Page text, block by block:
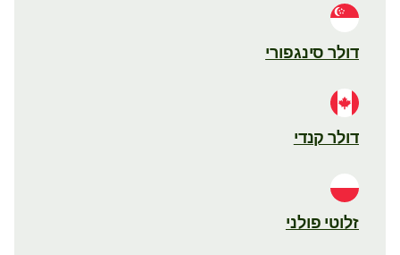
דולר סינגפורי
דולר קנדי
זלוטי פולני